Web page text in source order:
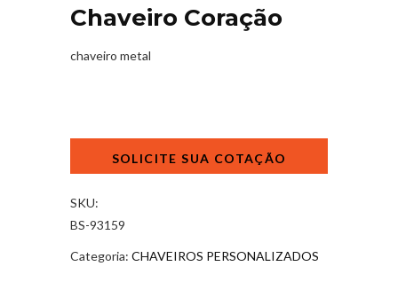
Chaveiro Coração
chaveiro metal
quantidade
SKU:
BS-93159
Categoria: CHAVEIROS PERSONALIZADOS